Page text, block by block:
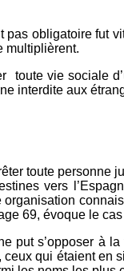
obligatoire fut
multiplièrent.
toute vie sociale
interdite aux
toute personne
vers
69, évoque le
put s’opposer à
qui étaient en